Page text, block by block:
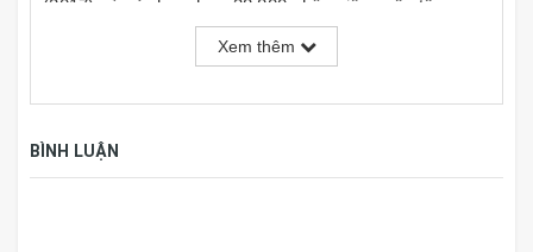
(2017) và sử dụng hơn 38.800 nhân viên quốc tế.
phẩm
Xem thêm
BÌNH LUẬN